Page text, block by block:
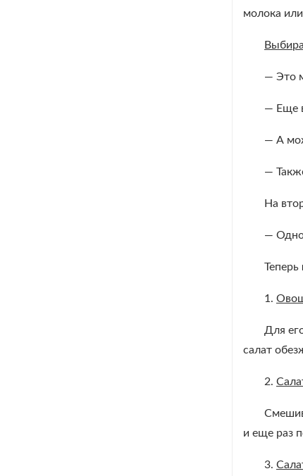
молока
— Это
— Еще
— А
—
На
— Одно
Теперь
1.
Для
салат
2.
и еще раз
3.